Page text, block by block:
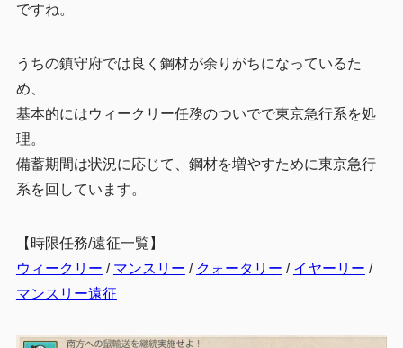
ですね。
うちの鎮守府では良く鋼材が余りがちになっているた
め、
基本的にはウィークリー任務のついでで東京急行系を処
理。
備蓄期間は状況に応じて、鋼材を増やすために東京急行
系を回しています。
【時限任務/遠征一覧】
ウィークリー / マンスリー / クォータリー / イヤーリー /
マンスリー遠征